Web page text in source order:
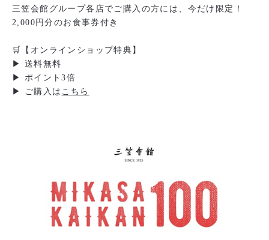
三笠会館グループ各店でご購入の方には、今だけ限定！
2,000円分のお食事券付き
🛒【オンラインショップ特典】
▶ 送料無料
▶ ポイント3倍
▶ ご購入は こちら